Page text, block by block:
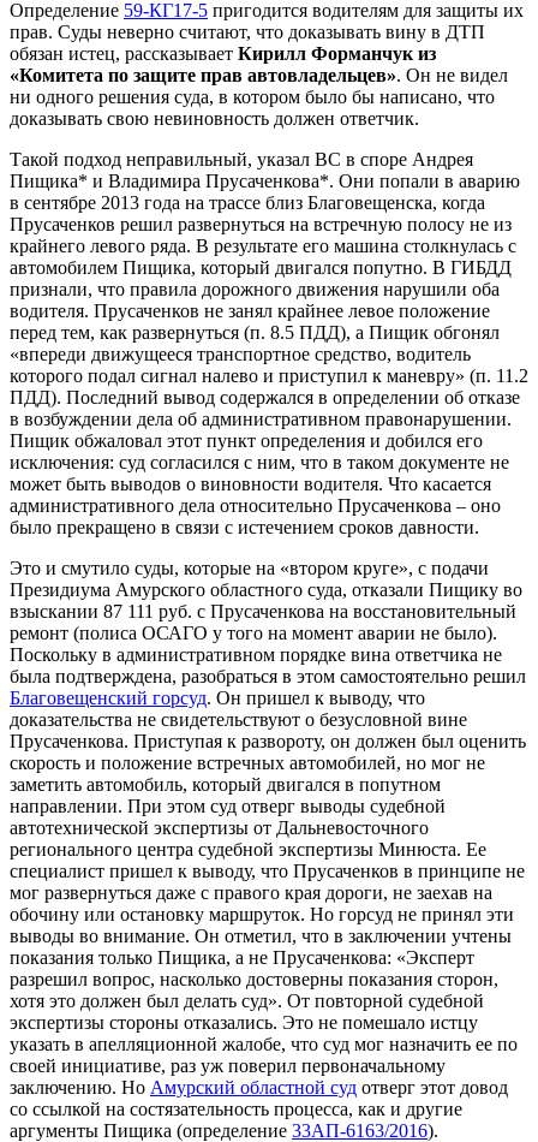
Определение 59-КГ17-5 пригодится водителям для защиты их
прав. Суды неверно считают, что доказывать вину в ДТП
обязан истец, рассказывает Кирилл Форманчук из
«Комитета по защите прав автовладельцев». Он не видел
ни одного решения суда, в котором было бы написано, что
доказывать свою невиновность должен ответчик.
Такой подход неправильный, указал ВС в споре Андрея
Пищика* и Владимира Прусаченкова*. Они попали в аварию
в сентябре 2013 года на трассе близ Благовещенска, когда
Прусаченков решил развернуться на встречную полосу не из
крайнего левого ряда. В результате его машина столкнулась с
автомобилем Пищика, который двигался попутно. В ГИБДД
признали, что правила дорожного движения нарушили оба
водителя. Прусаченков не занял крайнее левое положение
перед тем, как развернуться (п. 8.5 ПДД), а Пищик обгонял
«впереди движущееся транспортное средство, водитель
которого подал сигнал налево и приступил к маневру» (п. 11.2
ПДД). Последний вывод содержался в определении об отказе
в возбуждении дела об административном правонарушении.
Пищик обжаловал этот пункт определения и добился его
исключения: суд согласился с ним, что в таком документе не
может быть выводов о виновности водителя. Что касается
административного дела относительно Прусаченкова – оно
было прекращено в связи с истечением сроков давности.
Это и смутило суды, которые на «втором круге», с подачи
Президиума Амурского областного суда, отказали Пищику во
взыскании 87 111 руб. с Прусаченкова на восстановительный
ремонт (полиса ОСАГО у того на момент аварии не было).
Поскольку в административном порядке вина ответчика не
была подтверждена, разобраться в этом самостоятельно решил
Благовещенский горсуд. Он пришел к выводу, что
доказательства не свидетельствуют о безусловной вине
Прусаченкова. Приступая к развороту, он должен был оценить
скорость и положение встречных автомобилей, но мог не
заметить автомобиль, который двигался в попутном
направлении. При этом суд отверг выводы судебной
автотехнической экспертизы от Дальневосточного
регионального центра судебной экспертизы Минюста. Ее
специалист пришел к выводу, что Прусаченков в принципе не
мог развернуться даже с правого края дороги, не заехав на
обочину или остановку маршруток. Но горсуд не принял эти
выводы во внимание. Он отметил, что в заключении учтены
показания только Пищика, а не Прусаченкова: «Эксперт
разрешил вопрос, насколько достоверны показания сторон,
хотя это должен был делать суд». От повторной судебной
экспертизы стороны отказались. Это не помешало истцу
указать в апелляционной жалобе, что суд мог назначить ее по
своей инициативе, раз уж поверил первоначальному
заключению. Но Амурский областной суд отверг этот довод
со ссылкой на состязательность процесса, как и другие
аргументы Пищика (определение 33АП-6163/2016).